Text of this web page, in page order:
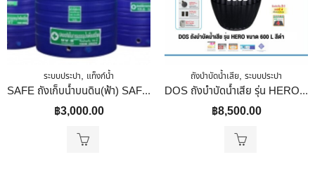
ระบบประปา, แท็งก์น้ำ
SAFE ถังเก็บน้ำบนดิน(ฟ้า) SAFE รุ่น WT-500 สีฟ้า
฿3,000.00
ถังบำบัดน้ำเสีย, ระบบประปา
DOS ถังบำบัดน้ำเสีย รุ่น HERO (ST-28/BK-600L) ขนาด 600 L สีดำ
฿8,500.00